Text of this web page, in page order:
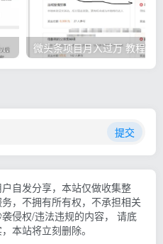
小红书虚拟考公资料项目，教资项目轻松月入过万的核心玩法
提交
自发分享，本站仅做收集整
，不拥有所有权，不承担相关
侵权/违法违规的内容， 请底
本站将立刻删除。